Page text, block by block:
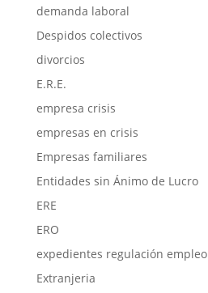
demanda laboral
Despidos colectivos
divorcios
E.R.E.
empresa crisis
empresas en crisis
Empresas familiares
Entidades sin Ánimo de Lucro
ERE
ERO
expedientes regulación empleo
Extranjeria